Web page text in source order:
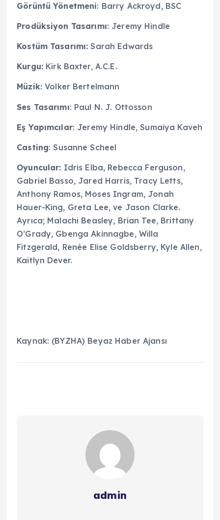
Görüntü Yönetmeni: Barry Ackroyd, BSC
Prodüksiyon Tasarımı: Jeremy Hindle
Kostüm Tasarımı:Sarah Edwards
Kurgu:Kirk Baxter, A.C.E.
Müzik: Volker Bertelmann
Ses Tasarımı: Paul N. J. Ottosson
Eş Yapımcılar: Jeremy Hindle, Sumaiya Kaveh
Casting: Susanne Scheel
Oyuncular: Idris Elba, Rebecca Ferguson,
Gabriel Basso, Jared Harris, Tracy Letts,
Anthony Ramos, Moses Ingram, Jonah
Hauer-King, Greta Lee, ve Jason Clarke.
Ayrıca; Malachi Beasley, Brian Tee, Brittany
O’Grady, Gbenga Akinnagbe, Willa
Fitzgerald, Renée Elise Goldsberry, Kyle Allen,
Kaitlyn Dever.
Kaynak: (BYZHA) Beyaz Haber Ajansı
admin